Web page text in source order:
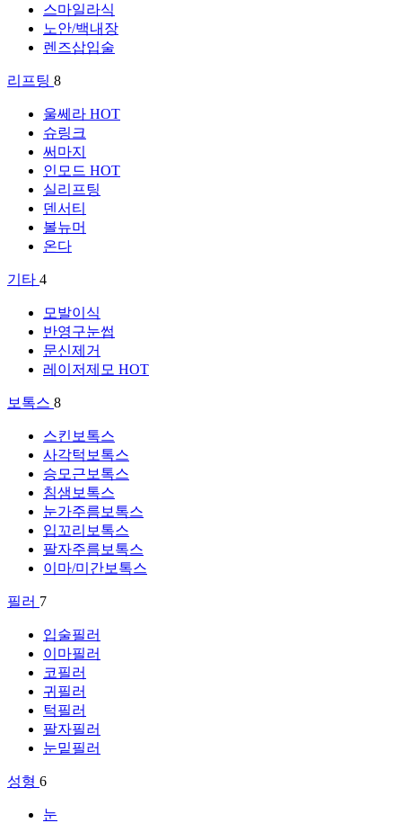
스마일라식
노안/백내장
렌즈삽입술
리프팅 8
울쎄라 HOT
슈링크
써마지
인모드 HOT
실리프팅
덴서티
볼뉴머
온다
기타 4
모발이식
반영구눈썹
문신제거
레이저제모 HOT
보톡스 8
스킨보톡스
사각턱보톡스
승모근보톡스
침샘보톡스
눈가주름보톡스
입꼬리보톡스
팔자주름보톡스
이마/미간보톡스
필러 7
입술필러
이마필러
코필러
귀필러
턱필러
팔자필러
눈밑필러
성형 6
눈